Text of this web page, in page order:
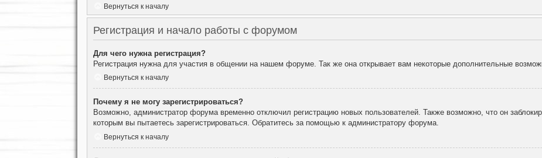
Вернуться к началу
Регистрация и начало работы с форумом
Для чего нужна регистрация?
Регистрация нужна для участия в общении на нашем форуме. Так же она открывает вам некоторые дополнительные
Вернуться к началу
Почему я не могу зарегистрироваться?
Возможно, администратор форума временно отключил регистрацию новых пользователей. Также возможно, что он
которым вы пытаетесь зарегистрироваться. Обратитесь за помощью к администратору форума.
Вернуться к началу